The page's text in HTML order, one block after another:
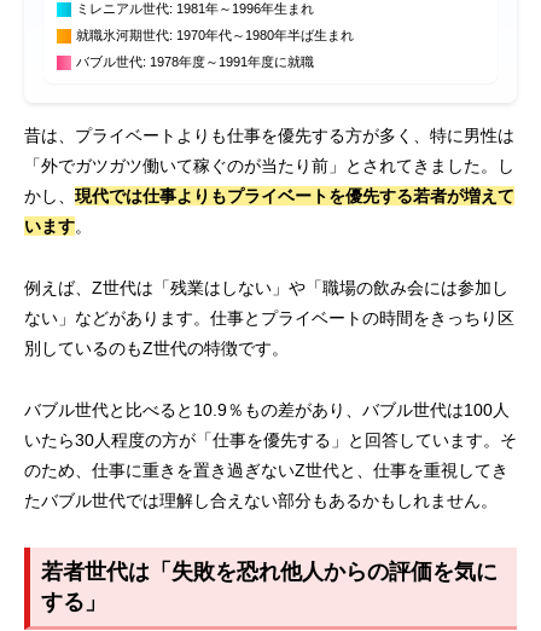
ミレニアル世代: 1981年～1996年生まれ
就職氷河期世代: 1970年代～1980年半ば生まれ
バブル世代: 1978年度～1991年度に就職
昔は、プライベートよりも仕事を優先する方が多く、特に男性は
「外でガツガツ働いて稼ぐのが当たり前」とされてきました。し
かし、 現代では仕事よりもプライベートを優先する若者が増えて
います。
例えば、Z世代は「残業はしない」や「職場の飲み会には参加し
ない」などがあります。仕事とプライベートの時間をきっちり区
別しているのもZ世代の特徴です。
バブル世代と比べると10.9％もの差があり、バブル世代は100人
いたら30人程度の方が「仕事を優先する」と回答しています。そ
のため、仕事に重きを置き過ぎないZ世代と、仕事を重視してき
たバブル世代では理解し合えない部分もあるかもしれません。
若者世代は「失敗を恐れ他人からの評価を気に
する」